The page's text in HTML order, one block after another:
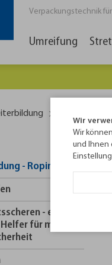
Verpackungstechnik
Umreifung
- Roping
- ein
für mehr
Wir
Wir
und Ihnen